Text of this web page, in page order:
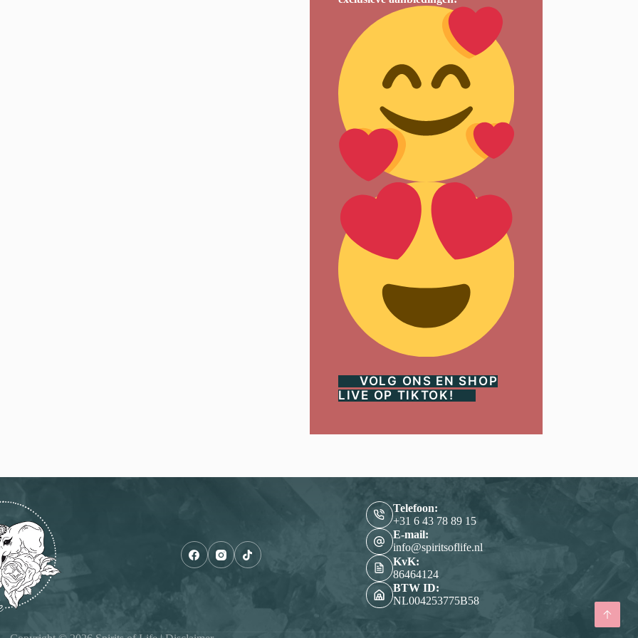
VOLG ONS EN SHOP
LIVE OP TIKTOK!
Telefoon:
‭+31 6 43 78 89 15‬
E-mail:
info@spiritsoflife.nl
KvK:
86464124
BTW ID:
NL004253775B58